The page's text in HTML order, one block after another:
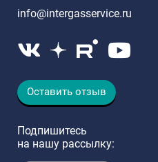
info@intergasservice.ru
Оставить отзыв
Подпишитесь
на нашу рассылку: